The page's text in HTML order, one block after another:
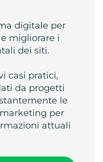
digitale per
migliorare i
dei siti.
casi pratici,
da progetti
le
per
attuali